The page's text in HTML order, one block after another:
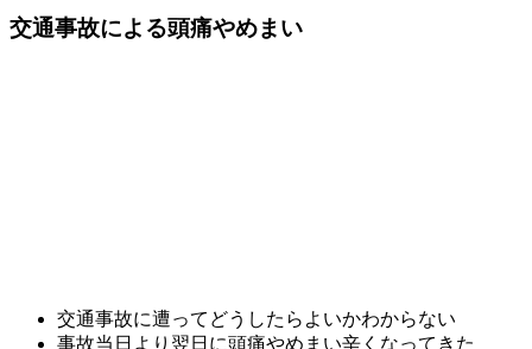
交通事故による頭痛やめまい
交通事故に遭ってどうしたらよいかわからない
事故当日より翌日に頭痛やめまい辛くなってきた